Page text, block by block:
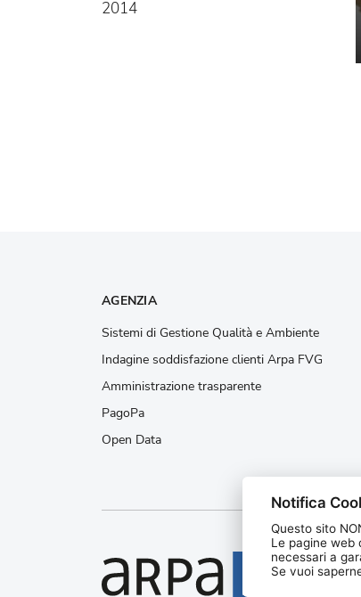
2014
AGENZIA
Sistemi di Gestione Qualità e Ambiente
Indagine soddisfazione clienti Arpa FVG
Amministrazione trasparente
PagoPa
Open Data
Notifica
Questo sito
Le pagine web
necessari a
Se vuoi